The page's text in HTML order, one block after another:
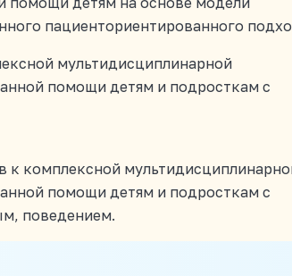
пациенториентированного
мультидисциплинарной
помощи детям и подросткам с
к комплексной
помощи детям и подросткам с
поведением.